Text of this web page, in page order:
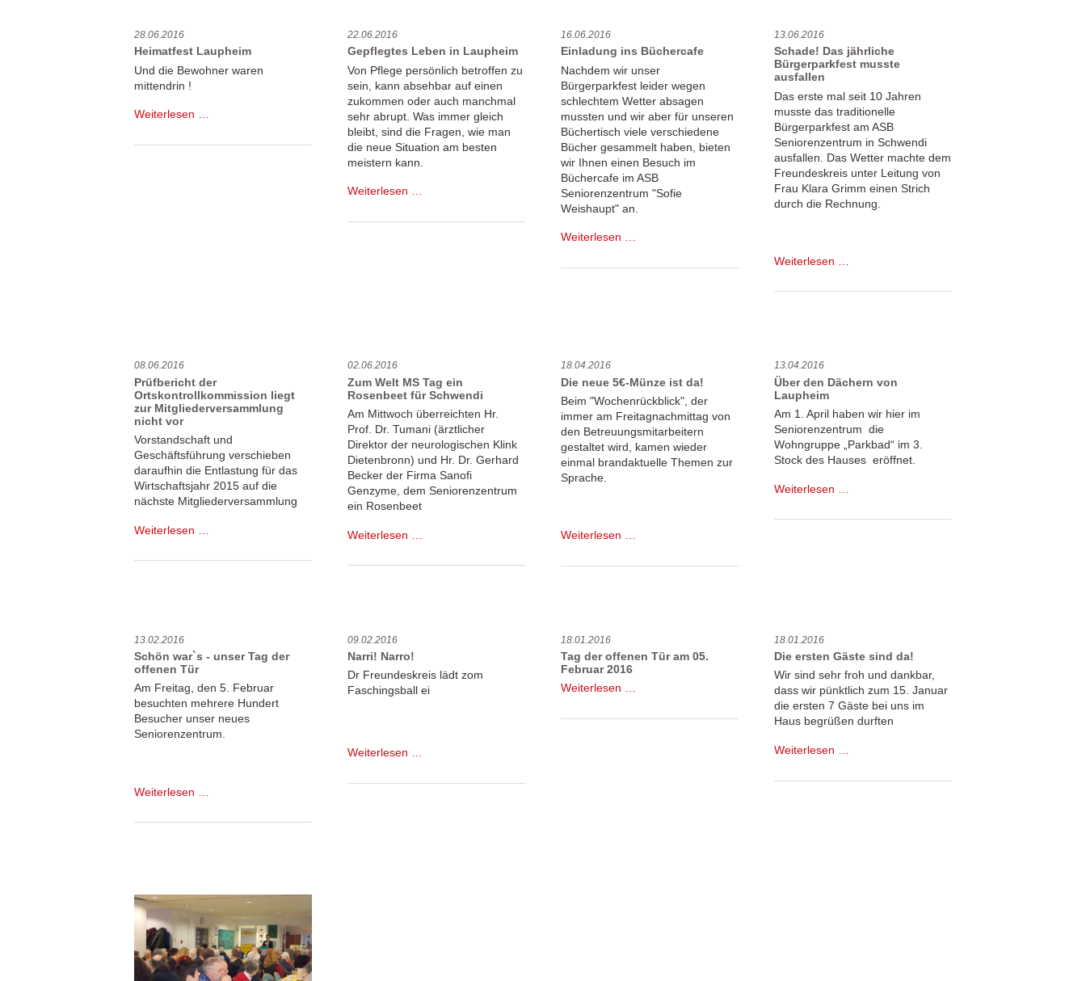
Dienste
28.06.2016
Heimatfest Laupheim
Und die Bewohner waren
mittendrin !
Weiterlesen …
22.06.2016
Gepflegtes Leben in Laupheim
Von Pflege persönlich betroffen zu
sein, kann absehbar auf einen
zukommen oder auch manchmal
sehr abrupt. Was immer gleich
bleibt, sind die Fragen, wie man
die neue Situation am besten
meistern kann.
Weiterlesen …
in
16.06.2016
Einladung ins Büchercafe
Nachdem wir unser
Bürgerparkfest leider wegen
schlechtem Wetter absagen
mussten und wir aber für unseren
Büchertisch viele verschiedene
Bücher gesammelt haben, bieten
wir Ihnen einen Besuch im
Büchercafe im ASB
Seniorenzentrum "Sofie
Weishaupt" an.
Weiterlesen …
Büchercafe
13.06.2016
Schade! Das jährliche
Bürgerparkfest musste
ausfallen
Das erste mal seit 10 Jahren
musste das traditionelle
Bürgerparkfest am ASB
Seniorenzentrum in Schwendi
ausfallen. Das Wetter machte dem
Freundeskreis unter Leitung von
Frau Klara Grimm einen Strich
durch die Rechnung.
Weiterlesen …
jährliche
08.06.2016
Prüfbericht der
Ortskontrollkommission liegt
zur Mitgliederversammlung
nicht vor
Vorstandschaft und
Geschäftsführung verschieben
daraufhin die Entlastung für das
Wirtschaftsjahr 2015 auf die
nächste Mitgliederversammlung
Weiterlesen …
Ortskontrollkommission
02.06.2016
Zum Welt MS Tag ein
Rosenbeet für Schwendi
Am Mittwoch überreichten Hr.
Prof. Dr. Tumani (ärztlicher
Direktor der neurologischen Klink
Dietenbronn) und Hr. Dr. Gerhard
Becker der Firma Sanofi
Genzyme, dem Seniorenzentrum
ein Rosenbeet
Weiterlesen …
MS
18.04.2016
Die neue 5€-Münze ist da!
Beim "Wochenrückblick", der
immer am Freitagnachmittag von
den Betreuungsmitarbeitern
gestaltet wird, kamen wieder
einmal brandaktuelle Themen zur
Sprache.
Weiterlesen …
5€-
13.04.2016
Über den Dächern von
Laupheim
Am 1. April haben wir hier im
Seniorenzentrum die
Wohngruppe „Parkbad“ im 3.
Stock des Hauses eröffnet.
Weiterlesen …
Dächern
13.02.2016
Schön war`s - unser Tag der
offenen Tür
Am Freitag, den 5. Februar
besuchten mehrere Hundert
Besucher unser neues
Seniorenzentrum.
Weiterlesen …
-
Tür
09.02.2016
Narri! Narro!
Dr Freundeskreis lädt zom
Faschingsball ei
Weiterlesen …
18.01.2016
Tag der offenen Tür am 05.
Februar 2016
Weiterlesen …
offenen
18.01.2016
Die ersten Gäste sind da!
Wir sind sehr froh und dankbar,
dass wir pünktlich zum 15. Januar
die ersten 7 Gäste bei uns im
Haus begrüßen durften
Weiterlesen …
Gäste